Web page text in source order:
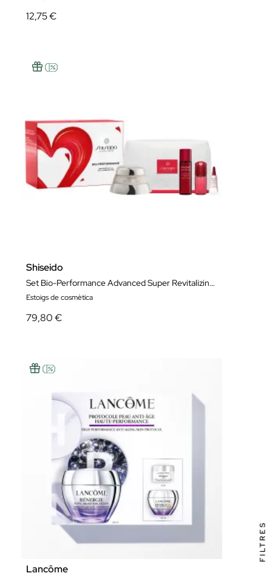
12,75 €
Shiseido
Set Bio-Performance Advanced Super Revitalizing Cream
Estoigs de cosmètica
79,80 €
Lancôme
FILTRES